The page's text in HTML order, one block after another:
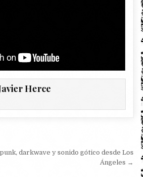
Herce
entradas
darkwave y sonido gótico desde Los
Ángeles →